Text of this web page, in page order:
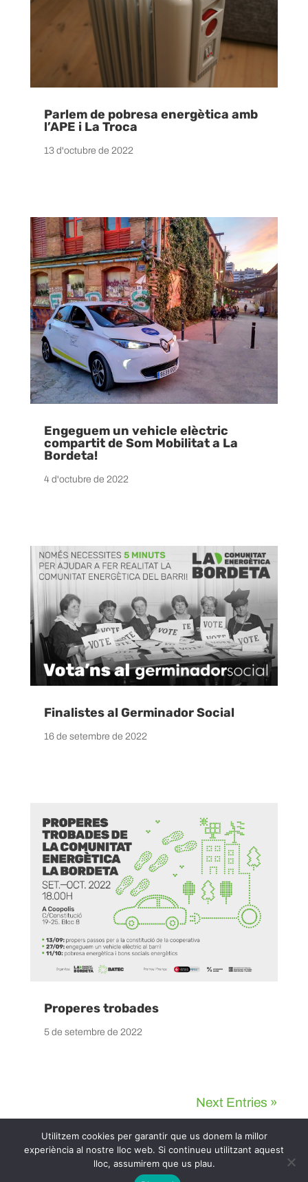
Parlem de pobresa energètica amb
l’APE i La Troca
13 d'octubre de 2022
Engeguem un vehicle elèctric
compartit de Som Mobilitat a La
Bordeta!
4 d'octubre de 2022
Finalistes al Germinador Social
16 de setembre de 2022
Properes trobades
5 de setembre de 2022
Next Entries »
Utilitzem cookies per garantir que us donem la millor
experiència al nostre lloc web. Si continueu utilitzant aquest
lloc, assumirem que us plau.